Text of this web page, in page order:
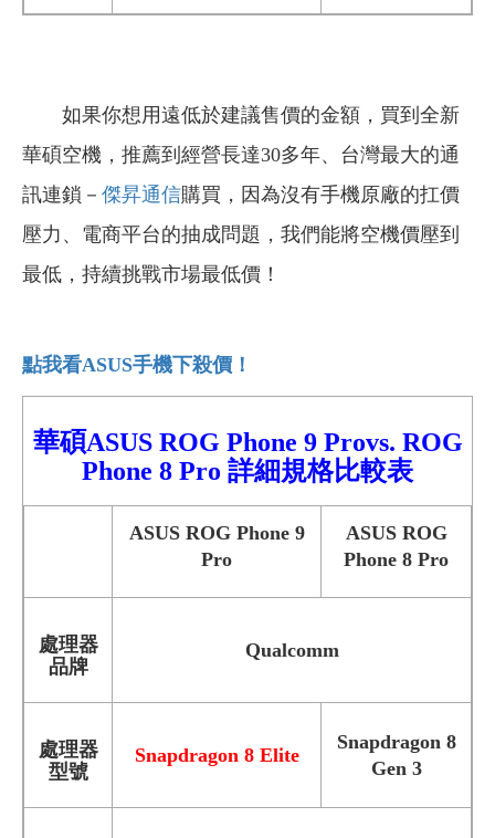
如果你想用遠低於建議售價的金額，買到全新
華碩空機，推薦到經營長達30多年、台灣最大的通
訊連鎖－ 傑昇通信購買，因為沒有手機原廠的扛價
壓力、電商平台的抽成問題，我們能將空機價壓到
最低，持續挑戰市場最低價！
點我看ASUS手機下殺價！
華碩ASUS ROG Phone 9 Provs. ROG
Phone 8 Pro 詳細規格比較表
ASUS ROG Phone 9
Pro
ASUS ROG
Phone 8 Pro
處理器
品牌
Qualcomm
處理器
型號
Snapdragon 8 Elite
Snapdragon 8
Gen 3